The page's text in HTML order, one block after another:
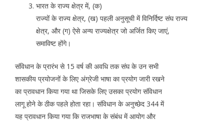
भारत के राज्य क्षेत्र में, (क)
राज्यों के राज्य क्षेत्र, (ख) पहली अनुसूची में विनिर्दिष्ट संघ राज्य
क्षेत्र, और (ग) ऐसे अन्य राज्यक्षेत्र जो अर्जित किए जाएं,
समाविष्ट होंगे।
संविधान के प्रारंभ से 15 वर्ष की अवधि तक संघ के उन सभी
शासकीय प्रयोजनों के लिए अंग्रेजी भाषा का प्रयोग जारी रखने
का प्रावधान किया गया था जिसके लिए उसका प्रयोग संविधान
लागू होने के ठीक पहले होता रहा। संविधान के अनुच्छेद 344 में
यह प्रावधान किया गया कि राजभाषा के संबंध में आयोग और